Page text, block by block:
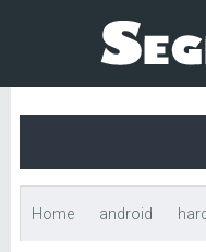
Home android